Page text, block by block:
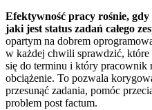
Efektywność pracy rośnie,
jaki jest status zadań całego
opartym na dobrem
w każdej chwili sprawdzić, które
się do terminu i który pracownik
obciążenie. To pozwala
przesunąć zadania, pomóc
problem post factum.